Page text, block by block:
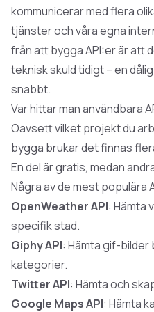
kommunicerar med flera
tjänster och våra egna
från att bygga API:er är att
teknisk skuldtidigt – en
snabbt.
Var hittar man användbara
Oavsett vilket projekt du
bygga brukar det finnas
En del är gratis, medan
Några av de mest populära
OpenWeather API: Hämta
specifik stad.
Giphy API: Hämta gif-
kategorier.
Twitter API: Hämta och
Google Maps API: Hämta